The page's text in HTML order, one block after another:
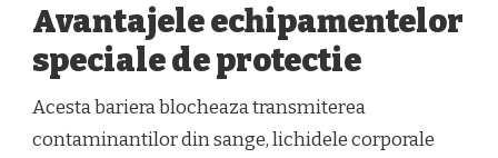
Avantajele echipamentelor
speciale de protectie
Acesta bariera blocheaza transmiterea
contaminantilor din sange, lichidele corporale